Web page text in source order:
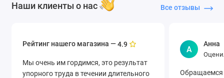
Наши клиенты о нас Все отзывы
Рейтинг нашего магазина —4.9
Мы очень им гордимся, это результат
упорного труда в течении длительного
А
Анна
Обращаемся